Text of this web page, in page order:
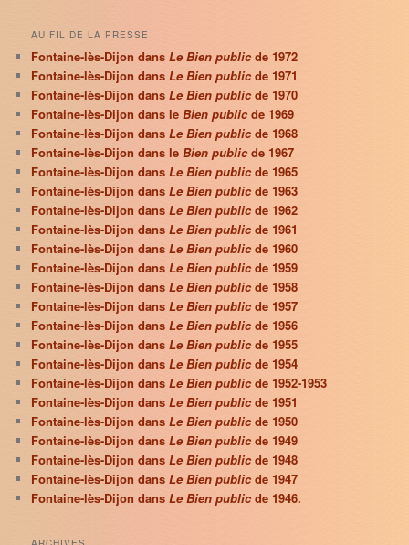
AU FIL DE LA PRESSE
Fontaine-lès-Dijon dansLe Bien publicde 1972
Fontaine-lès-Dijon dansLe Bien publicde 1971
Fontaine-lès-Dijon dansLe Bien publicde 1970
Fontaine-lès-Dijon dans leBien public de 1969
Fontaine-lès-Dijon dansLe Bien publicde 1968
Fontaine-lès-Dijon dans leBien publicde 1967
Fontaine-lès-Dijon dansLe Bien publicde 1965
Fontaine-lès-Dijon dansLe Bien publicde 1963
Fontaine-lès-Dijon dansLe Bien publicde 1962
Fontaine-lès-Dijon dansLe Bien publicde 1961
Fontaine-lès-Dijon dansLe Bien publicde 1960
Fontaine-lès-Dijon dansLe Bien publicde 1959
Fontaine-lès-Dijon dansLe Bien publicde 1958
Fontaine-lès-Dijon dansLe Bien publicde 1957
Fontaine-lès-Dijon dansLe Bien publicde 1956
Fontaine-lès-Dijon dansLe Bien publicde 1955
Fontaine-lès-Dijon dansLe Bien publicde 1954
Fontaine-lès-Dijon dansLe Bien publicde 1952-1953
Fontaine-lès-Dijon dansLe Bien publicde 1951
Fontaine-lès-Dijon dansLe Bien publicde 1950
Fontaine-lès-Dijon dansLe Bien publicde 1949
Fontaine-lès-Dijon dansLe Bien publicde 1948
Fontaine-lès-Dijon dansLe Bien publicde 1947
Fontaine-lès-Dijon dansLe Bien publicde 1946.